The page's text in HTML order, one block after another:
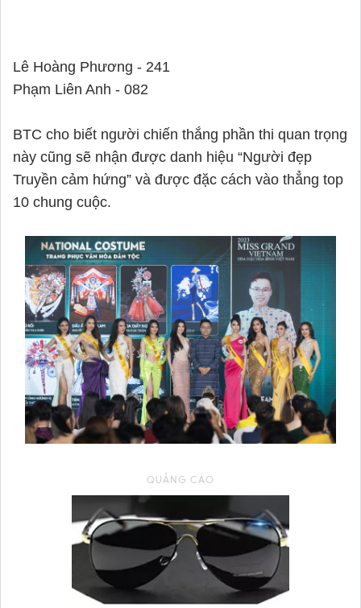
Lê Hoàng Phương - 241
Phạm Liên Anh - 082
BTC cho biết người chiến thắng phần thi quan trọng
này cũng sẽ nhận được danh hiệu “Người đẹp
Truyền cảm hứng” và được đặc cách vào thẳng top
10 chung cuộc.